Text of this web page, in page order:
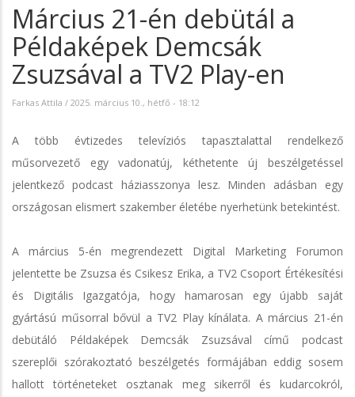
Március 21-én debütál a
Példaképek Demcsák
Zsuzsával a TV2 Play-en
Farkas Attila / 2025. március 10., hétfő - 18:12
A több évtizedes televíziós tapasztalattal rendelkező
műsorvezető egy vadonatúj, kéthetente új beszélgetéssel
jelentkező podcast háziasszonya lesz. Minden adásban egy
országosan elismert szakember életébe nyerhetünk betekintést.
A március 5-én megrendezett Digital Marketing Forumon
jelentette be Zsuzsa és Csikesz Erika, a TV2 Csoport Értékesítési
és Digitális Igazgatója, hogy hamarosan egy újabb saját
gyártású műsorral bővül a TV2 Play kínálata. A március 21-én
debütáló Példaképek Demcsák Zsuzsával című podcast
szereplői szórakoztató beszélgetés formájában eddig sosem
hallott történeteket osztanak meg sikerről és kudarcokról,